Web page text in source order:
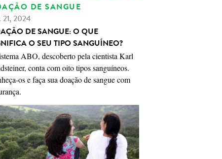
DE SANGUE
21, 2024
DE SANGUE: O QUE
O SEU TIPO SANGUÍNEO?
ABO, descoberto pela cientista Karl
conta com oito tipos sanguíneos.
os e faça sua doação de sangue com